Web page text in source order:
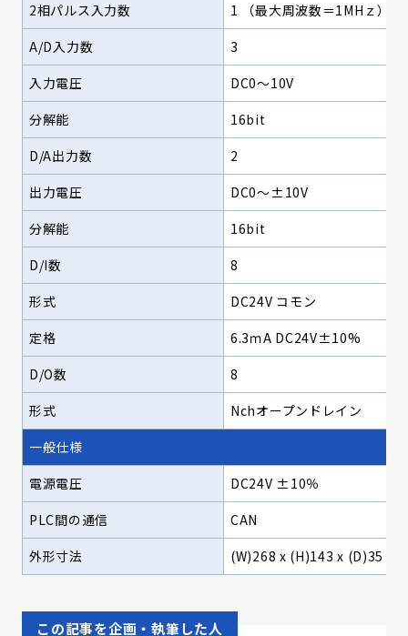
2相パルス入力数
1 （最大周波数＝1MHｚ）
A/D入力数
3
入力電圧
DC0～10V
分解能
16bit
D/A出力数
2
出力電圧
DC0～±10V
分解能
16bit
D/I数
8
形式
DC24V コモン
定格
6.3ｍA DC24V±10%
D/O数
8
形式
Nchオープンドレイン
一般仕様
電源電圧
DC24V ±10％
PLC間の通信
CAN
外形寸法
(W)268 x (H)143 x (D)35
この記事を企画・執筆した人